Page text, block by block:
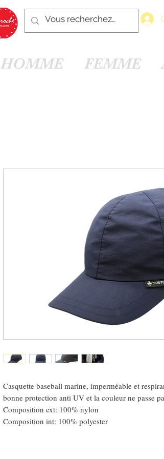
HOMME FEMME
Casquette baseball marine, imperméable et
bonne protection anti UV et la couleur ne passe
Composition ext: 100% nylon
Composition int: 100% polyester